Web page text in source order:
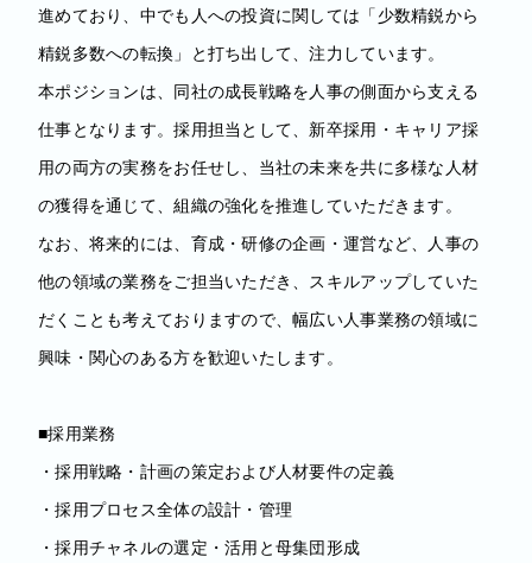
進めており、中でも人への投資に関しては「少数精鋭から
精鋭多数への転換」と打ち出して、注力しています。
本ポジションは、同社の成長戦略を人事の側面から支える
仕事となります。採用担当として、新卒採用・キャリア採
用の両方の実務をお任せし、当社の未来を共に多様な人材
の獲得を通じて、組織の強化を推進していただきます。
なお、将来的には、育成・研修の企画・運営など、人事の
他の領域の業務をご担当いただき、スキルアップしていた
だくことも考えておりますので、幅広い人事業務の領域に
興味・関心のある方を歓迎いたします。
■採用業務
・採用戦略・計画の策定および人材要件の定義
・採用プロセス全体の設計・管理
・採用チャネルの選定・活用と母集団形成